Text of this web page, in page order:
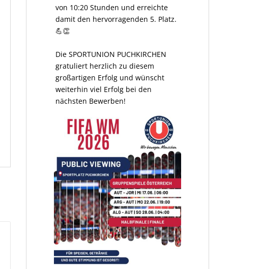
von 10:20 Stunden und erreichte
damit den hervorragenden 5. Platz.
💪👏
Die SPORTUNION PUCHKIRCHEN
gratuliert herzlich zu diesem
großartigen Erfolg und wünscht
weiterhin viel Erfolg bei den
nächsten Bewerben!